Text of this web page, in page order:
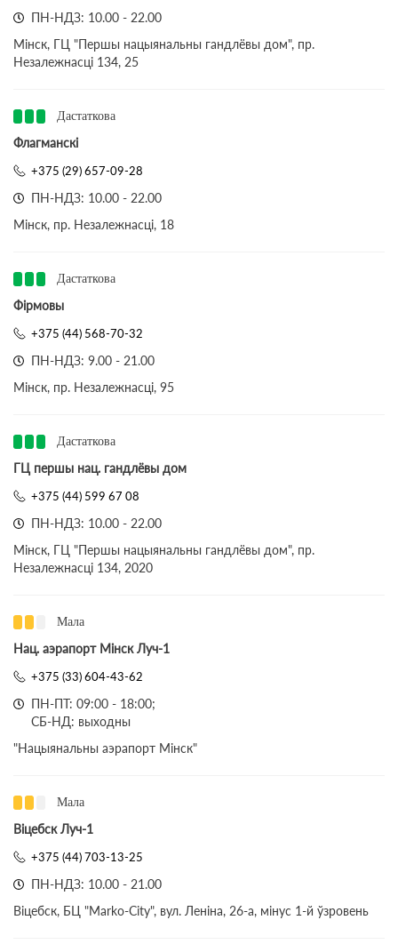
ПН-НДЗ: 10.00 - 22.00
Мінск, ГЦ "Першы нацыянальны гандлёвы дом", пр.
Незалежнасці 134, 25
Дастаткова
Флагманскі
+375 (29) 657-09-28
ПН-НДЗ: 10.00 - 22.00
Мінск, пр. Незалежнасці, 18
Дастаткова
Фірмовы
+375 (44) 568-70-32
ПН-НДЗ: 9.00 - 21.00
Мінск, пр. Незалежнасці, 95
Дастаткова
ГЦ першы нац. гандлёвы дом
+375 (44) 599 67 08
ПН-НДЗ: 10.00 - 22.00
Мінск, ГЦ "Першы нацыянальны гандлёвы дом", пр.
Незалежнасці 134, 2020
Мала
Нац. аэрапорт Мінск Луч-1
+375 (33) 604-43-62
ПН-ПТ: 09:00 - 18:00;
СБ-НД: выходны
"Нацыянальны аэрапорт Мінск"
Мала
Віцебск Луч-1
+375 (44) 703-13-25
ПН-НДЗ: 10.00 - 21.00
Віцебск, БЦ "Marko-City", вул. Леніна, 26-а, мінус 1-й ўзровень